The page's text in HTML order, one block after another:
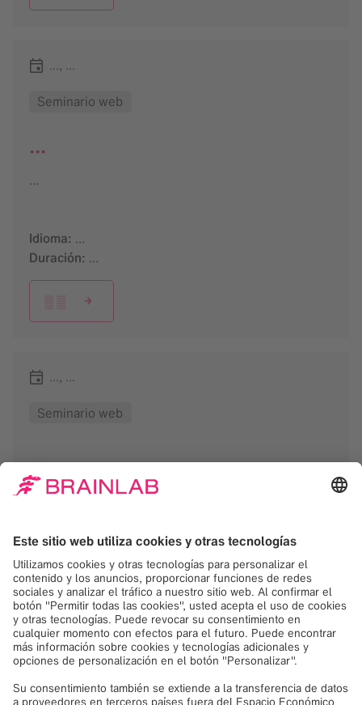
..., ...
Seminario web
...
...
Idioma: ...
Duración: ...
▒ ▒
..., ...
Seminario web
...
...
Idioma:...
Duración:...
▒ ▒